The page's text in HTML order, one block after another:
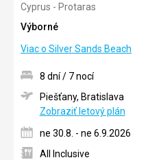
Cyprus - Protaras
Výborné
Viac o Silver Sands Beach
8 dní / 7 nocí
Piešťany, Bratislava
Zobraziť letový plán
ne 30.8. - ne 6.9.2026
All Inclusive